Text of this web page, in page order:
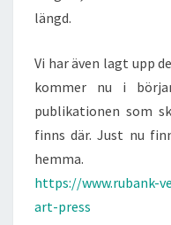
längd.
Vi har även lagt upp
kommer nu i
publikationen som
finns där. Just nu
hemma.
https://www.rubank-
art-press